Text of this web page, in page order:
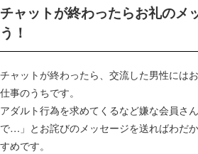
チャットが終わったらお礼のメ
う！
チャットが終わったら、交流した男性には
仕事のうちです。
アダルト行為を求めてくるなど嫌な会員さ
で…」とお詫びのメッセージを送ればわだ
すめです。